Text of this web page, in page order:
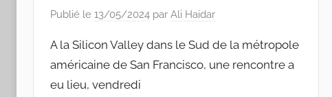
Publié le 13/05/2024 par Ali Haidar
A la Silicon Valley dans le Sud de la métropole
américaine de San Francisco, une rencontre a
eu lieu, vendredi